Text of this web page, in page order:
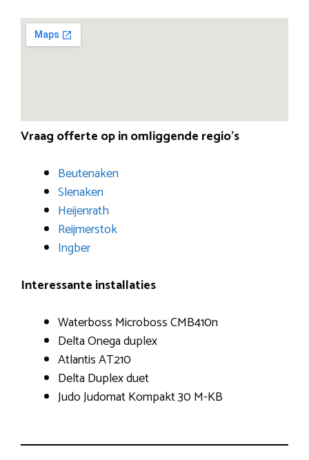
Vraag offerte op in omliggende regio’s
Beutenaken
Slenaken
Heijenrath
Reijmerstok
Ingber
Interessante installaties
Waterboss Microboss CMB410n
Delta Onega duplex
Atlantis AT210
Delta Duplex duet
Judo Judomat Kompakt 30 M-KB